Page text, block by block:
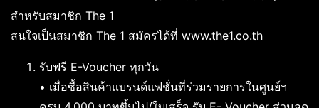
สำหรับสมาชิก The 1
สนใจเป็นสมาชิก The 1 สมัครได้ที่ www.the1.co.th
รับฟรี E-Voucher ทุกวัน
• เมื่อซื้อสินค้าแบรนด์แฟชั่นที่ร่วมรายการในศูนย์ฯ